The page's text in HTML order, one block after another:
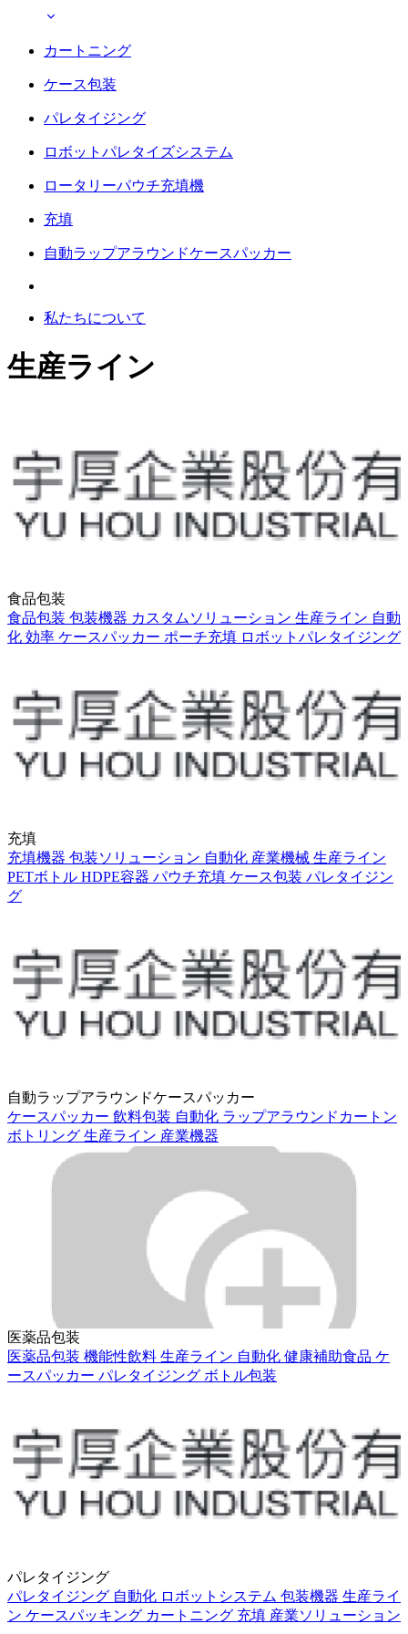
カートニング
ケース包装
パレタイジング
ロボットパレタイズシステム
ロータリーパウチ充填機
充填
自動ラップアラウンドケースパッカー
私たちについて
生産ライン
食品包装
食品包装 包装機器 カスタムソリューション 生産ライン 自動
化 効率 ケースパッカー ポーチ充填 ロボットパレタイジング
充填
充填機器 包装ソリューション 自動化 産業機械 生産ライン
PETボトル HDPE容器 パウチ充填 ケース包装 パレタイジン
グ
自動ラップアラウンドケースパッカー
ケースパッカー 飲料包装 自動化 ラップアラウンドカートン
ボトリング 生産ライン 産業機器
医薬品包装
医薬品包装 機能性飲料 生産ライン 自動化 健康補助食品 ケ
ースパッカー パレタイジング ボトル包装
パレタイジング
パレタイジング 自動化 ロボットシステム 包装機器 生産ライ
ン ケースパッキング カートニング 充填 産業ソリューション